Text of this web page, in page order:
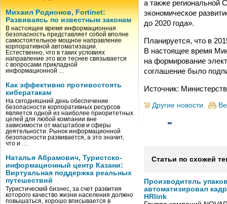
Михаил Родионов, Fortinet:
Развиваясь по известным законам
В настоящее время информационная
безопасность представляет собой вполне
самостоятельное мощное направление
корпоративной автоматизации.
Естественно, что в таких условиях
направление это все теснее связывается
с вопросами прикладной
информационной …
Как эффективно противостоять
кибератакам
На сегодняшний день обеспечение
безопасности корпоративных ресурсов
является одной из наиболее приоритетных
целей для любой компании вне
зависимости от масштабов и сферы
деятельности. Рынок информационной
безопасности развивается, а это значит,
что и …
Наталья Абрамович, Туристско-
информационный центр Казани:
Виртуальная поддержка реальных
путешествий
Туристический бизнес, за счет развития
которого качество жизни населения должно
повышаться, хорошо вписывается в
а также
экономическое
до 2020 года».
Планируется, что в
В настоящее время
на формирование
соглашение было
Источник:
Другие новости
Статьи по схожей
Производитель
автоматизировал
HRlink